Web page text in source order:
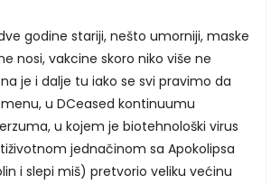
godine stariji, nešto umorniji, maske
nosi, vakcine skoro niko više ne
je i dalje tu iako se svi pravimo da
u DCeased kontinuumu
u kojem je biotehnološki virus
jednačinom sa Apokolipsa
i slepi miš) pretvorio veliku većinu